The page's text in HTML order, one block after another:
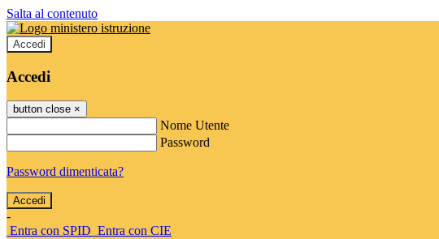
Salta al contenuto
Accedi
Accedi
button close ×
Nome Utente
Password
Password dimenticata?
-
Entra con SPID Entra con CIE